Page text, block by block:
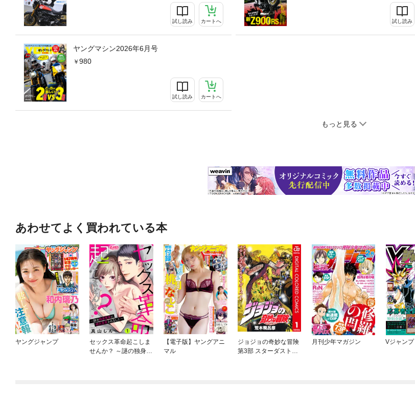
試し読み カートへ 試し読み
ヤングマシン2026年6月号
980
試し読み カートへ
もっと見る
あわせてよく買われている本
ヤングジャンプ
セックス革命起こしま
せんか？ ～謎の独身貴
【電子版】ヤングアニ
マル
ジョジョの奇妙な冒険
第3部 スターダストク
月刊少年マガジン Vジャンプ